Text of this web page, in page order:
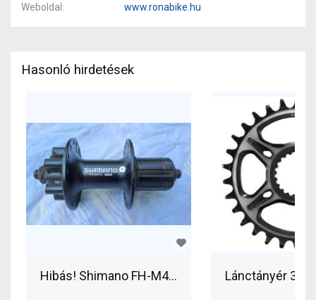
Weboldal
www.ronabike.hu
Hasonló hirdetések
Hibás! Shimano FH-M475 Viam hátsó kerékpár
Lánctányér 32T